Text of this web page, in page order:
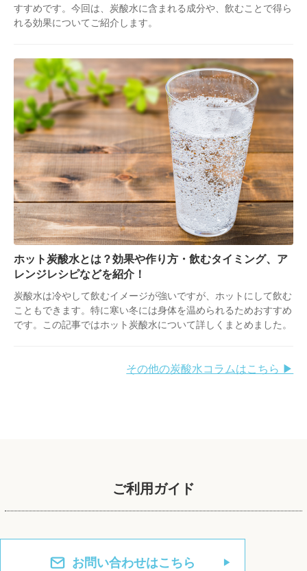
すすめです。今回は、炭酸水に含まれる成分や、飲むことで得ら
れる効果についてご紹介します。
ホット炭酸水とは？効果や作り方・飲むタイミング、ア
レンジレシピなどを紹介！
炭酸水は冷やして飲むイメージが強いですが、ホットにして飲む
こともできます。特に寒い冬には身体を温められるためおすすめ
です。この記事ではホット炭酸水について詳しくまとめました。
その他の炭酸水コラムはこちら ▶
ご利用ガイド
お問い合わせはこちら